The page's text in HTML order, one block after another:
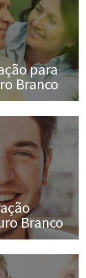
para
Branco
Branco